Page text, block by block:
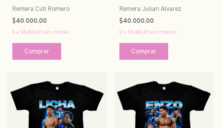
Remera Cuti Romero
$40.000,00
6 x $6.666,67 sin interés
Comprar
Remera Julian Alvarez
$40.000,00
6 x $6.666,67 sin interés
Comprar